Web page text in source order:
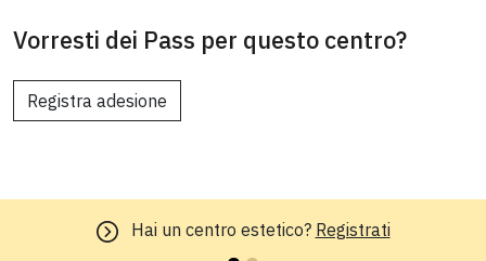
Vorresti dei Pass per questo centro?
Registra adesione
Hai un centro estetico? Registrati